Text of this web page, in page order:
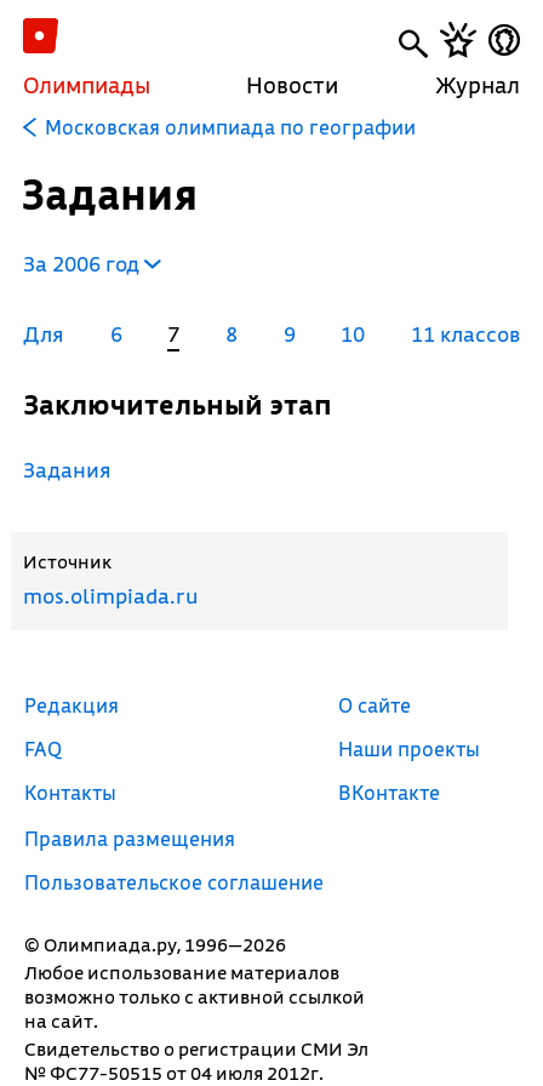
Олимпиады Новости Журнал
Московская олимпиада по географии
Задания
За 2006 год
Для 6 7 8 9 10 11 классов
Заключительный этап
Задания
Источник
mos.olimpiada.ru
© Олимпиада.ру, 1996—2026
Любое использование материалов
возможно только с активной ссылкой
на сайт.
Свидетельство о регистрации СМИ Эл
№ ФС77-50515 от 04 июля 2012г.
Редакция
FAQ
Контакты
Правила размещения
Пользовательское соглашение
О сайте
Наши проекты
ВКонтакте